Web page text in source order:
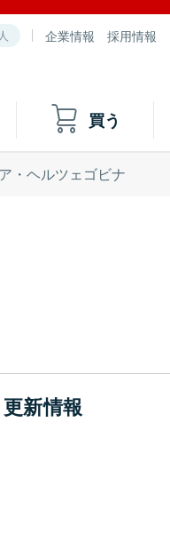
企業情報 採用情報
買う
・ヘルツェゴビナ
更新情報